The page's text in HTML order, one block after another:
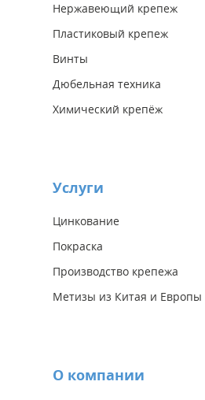
Нержавеющий крепеж
Пластиковый крепеж
Винты
Дюбельная техника
Химический крепёж
Услуги
Цинкование
Покраска
Производство крепежа
Метизы из Китая и Европы
О компании